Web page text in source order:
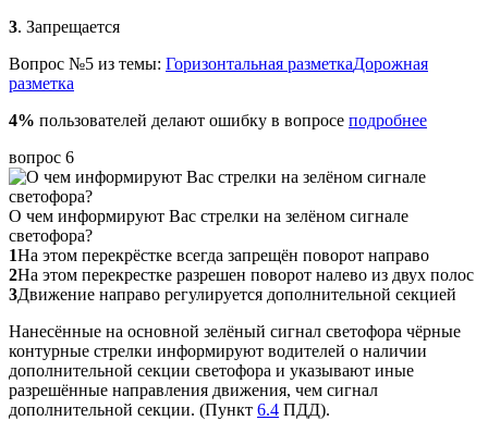
3. Запрещается
Вопрос №5 из темы: Горизонтальная разметкаДорожная
разметка
4% пользователей делают ошибку в вопросе подробнее
вопрос 6
О чем информируют Вас стрелки на зелёном сигнале
светофора?
1На этом перекрёстке всегда запрещён поворот направо
2На этом перекрестке разрешен поворот налево из двух полос
3Движение направо регулируется дополнительной секцией
Нанесённые на основной зелёный сигнал светофора чёрные
контурные стрелки информируют водителей о наличии
дополнительной секции светофора и указывают иные
разрешённые направления движения, чем сигнал
дополнительной секции. (Пункт 6.4 ПДД).